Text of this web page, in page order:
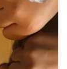
seit
beteiligen
Woche
teil.